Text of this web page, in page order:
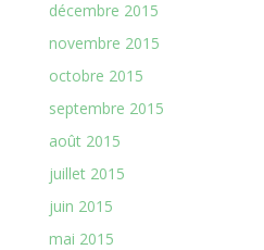
décembre 2015
novembre 2015
octobre 2015
septembre 2015
août 2015
juillet 2015
juin 2015
mai 2015